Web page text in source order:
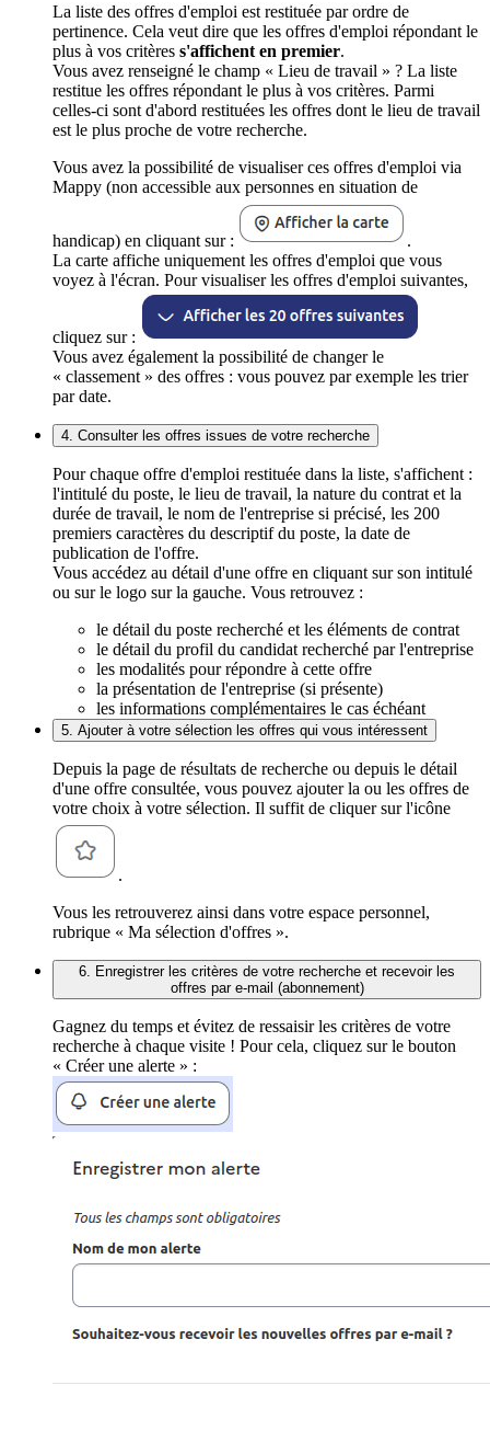
La liste des offres d'emploi est restituée par ordre de
pertinence. Cela veut dire que les offres d'emploi répondant le
plus à vos critères s'affichent en premier.
Vous avez renseigné le champ « Lieu de travail » ? La liste
restitue les offres répondant le plus à vos critères. Parmi
celles-ci sont d'abord restituées les offres dont le lieu de travail
est le plus proche de votre recherche.
Vous avez la possibilité de visualiser ces offres d'emploi via
Mappy (non accessible aux personnes en situation de
handicap) en cliquant sur :
.
La carte affiche uniquement les offres d'emploi que vous
voyez à l'écran. Pour visualiser les offres d'emploi suivantes,
cliquez sur :
Vous avez également la possibilité de changer le
« classement » des offres : vous pouvez par exemple les trier
par date.
4. Consulter les offres issues de votre recherche
Pour chaque offre d'emploi restituée dans la liste, s'affichent :
l'intitulé du poste, le lieu de travail, la nature du contrat et la
durée de travail, le nom de l'entreprise si précisé, les 200
premiers caractères du descriptif du poste, la date de
publication de l'offre.
Vous accédez au détail d'une offre en cliquant sur son intitulé
ou sur le logo sur la gauche. Vous retrouvez :
le détail du poste recherché et les éléments de contrat
le détail du profil du candidat recherché par l'entreprise
les modalités pour répondre à cette offre
la présentation de l'entreprise (si présente)
les informations complémentaires le cas échéant
5. Ajouter à votre sélection les offres qui vous intéressent
Depuis la page de résultats de recherche ou depuis le détail
d'une offre consultée, vous pouvez ajouter la ou les offres de
votre choix à votre sélection. Il suffit de cliquer sur l'icône
.
Vous les retrouverez ainsi dans votre espace personnel,
rubrique « Ma sélection d'offres ».
6. Enregistrer les critères de votre recherche et recevoir les
offres par e-mail (abonnement)
Gagnez du temps et évitez de ressaisir les critères de votre
recherche à chaque visite ! Pour cela, cliquez sur le bouton
« Créer une alerte » :